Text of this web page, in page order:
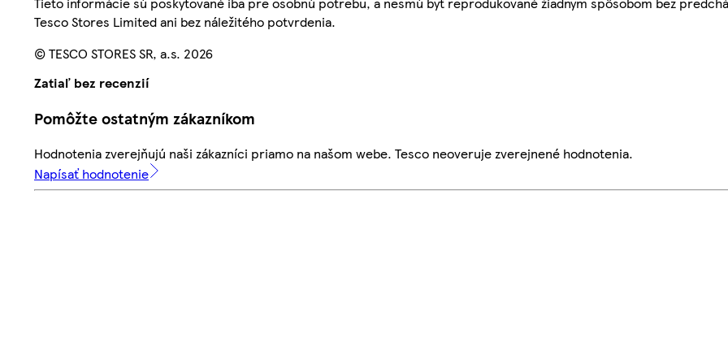
Tesco Stores Limited ani bez náležitého potvrdenia.
© TESCO STORES SR, a.s. 2026
Zatiaľ bez recenzií
Pomôžte ostatným zákazníkom
Hodnotenia zverejňujú naši zákazníci priamo na našom webe. Tesco neoveruje zverejnené hodnotenia.
Napísať hodnotenie